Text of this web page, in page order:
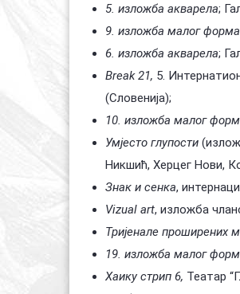
5. изложба акварела;
9. изложба малог
6. изложба акварела;
Break 21, 5.
(Словенија);
10. изложба малог
Умјесто глупости
Никшић, Херцег Нови,
Знак и сенка,
Vizual art, изложба
Тријенале проширених
19. изложба малог
Хаику стрип 6, Театар